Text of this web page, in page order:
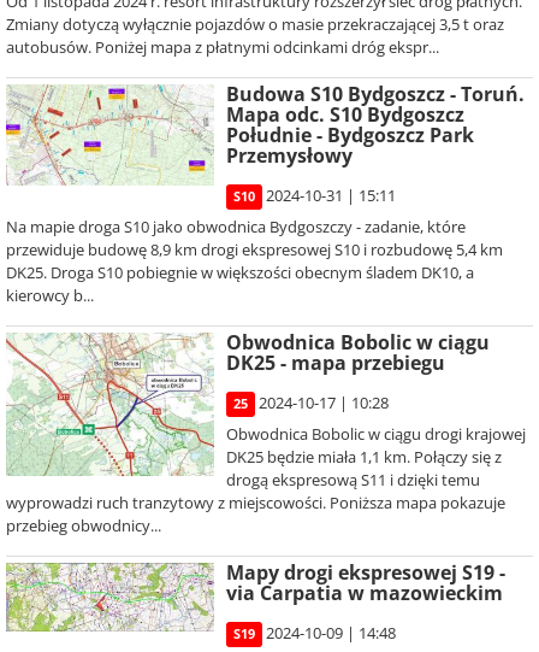
Zmiany dotyczą wyłącznie pojazdów o masie przekraczającej 3,5 t oraz
autobusów. Poniżej mapa z płatnymi odcinkami dróg ekspr...
Budowa S10 Bydgoszcz - Toruń.
Mapa odc. S10 Bydgoszcz
Południe - Bydgoszcz Park
Przemysłowy
S10
2024-10-31 | 15:11
Na mapie droga S10 jako obwodnica Bydgoszczy - zadanie, które
przewiduje budowę 8,9 km drogi ekspresowej S10 i rozbudowę 5,4 km
DK25. Droga S10 pobiegnie w większości obecnym śladem DK10, a
kierowcy b...
Obwodnica Bobolic w ciągu
DK25 - mapa przebiegu
25
2024-10-17 | 10:28
Obwodnica Bobolic w ciągu drogi krajowej
DK25 będzie miała 1,1 km. Połączy się z
drogą ekspresową S11 i dzięki temu
wyprowadzi ruch tranzytowy z miejscowości. Poniższa mapa pokazuje
przebieg obwodnicy...
Mapy drogi ekspresowej S19 -
via Carpatia w mazowieckim
S19
2024-10-09 | 14:48